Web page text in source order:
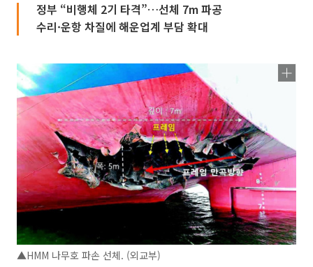
정부 “비행체 2기 타격”…선체 7m 파공
수리·운항 차질에 해운업계 부담 확대
▲HMM 나무호 파손 선체. (외교부)